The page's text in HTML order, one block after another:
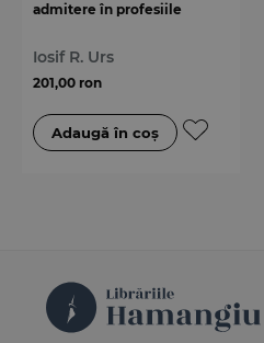
admitere în profesiile
Iosif R. Urs
201,00 ron